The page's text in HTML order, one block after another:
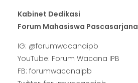
Kabinet Dedikasi
Forum Mahasiswa Pascasarjana
IG: @forumwacanaipb
YouTube: Forum Wacana IPB
FB: forumwacanaipb